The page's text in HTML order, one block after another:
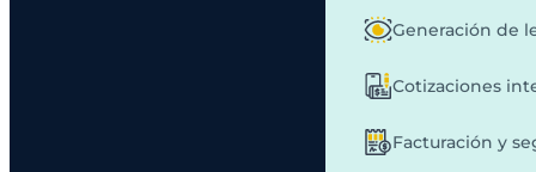
Generación de
Cotizaciones
Facturación y